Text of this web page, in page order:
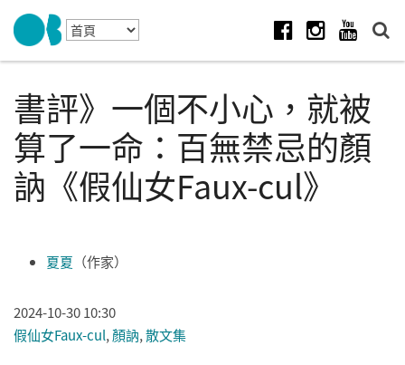
Skip to navigation
移至主內容
書評》一個不小心，就被
算了一命：百無禁忌的顏
訥《假仙女Faux-cul》
夏夏 （作家）
2024-10-30 10:30
假仙女Faux-cul,顏訥,散文集